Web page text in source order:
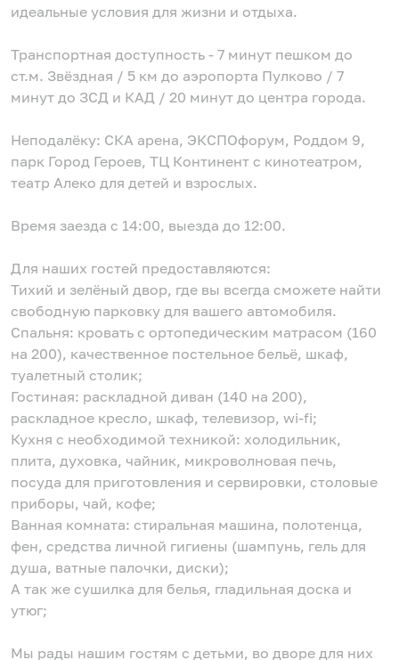
идеальные условия для жизни и отдыха.
Транспортная доступность - 7 минут пешком до
ст.м. Звёздная / 5 км до аэропорта Пулково / 7
минут до ЗСД и КАД / 20 минут до центра города.
Неподалёку: СКА арена, ЭКСПОфорум, Роддом 9,
парк Город Героев, ТЦ Континент с кинотеатром,
театр Алеко для детей и взрослых.
Bрeмя заезда с 14:00, выезда до 12:00.
Для наших гостей предоставляются:
Тихий и зелёный двор, где вы всегда сможете найти
свободную парковку для вашего автомобиля.
Спальня: кровать с ортопедическим матрасом (160
на 200), качественное постельное бельё, шкаф,
туалетный столик;
Гостиная: раскладной диван (140 на 200),
раскладное кресло, шкаф, телевизор, wi-fi;
Кухня с необходимой техникой: холодильник,
плита, духовка, чайник, микроволновая печь,
посуда для приготовления и сервировки, столовые
приборы, чай, кофе;
Ванная комната: стиральная машина, полотенца,
фен, средства личной гигиены (шампунь, гель для
душа, ватные палочки, диски);
А так же сушилка для белья, гладильная доска и
утюг;
Мы рады нашим гостям с детьми, во дворе для них